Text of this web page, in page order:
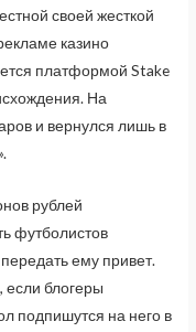
своей жесткой
казино
платформой Stake
На
и вернулся лишь в
рублей
футболистов
ему привет.
если блогеры
подпишутся на него в